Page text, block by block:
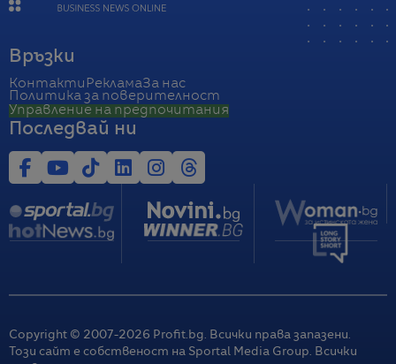
Връзки
Контакти РекламаЗа нас
Политика за поверителност
Управление на предпочитания
Последвай ни
Copyright © 2007-2026 Profit.bg. Всички права запазени.
Този сайт е собственост на Sportal Media Group. Всички